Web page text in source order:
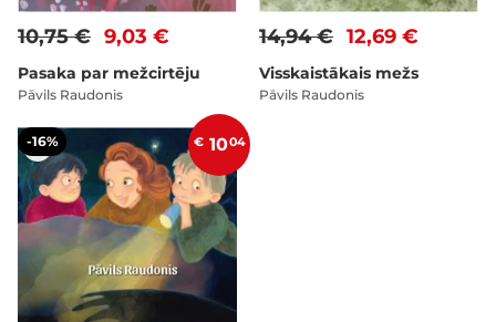
9,03 €
10,75 €
Pasaka par mežcirtēju
Pāvils Raudonis
12,69 €
14,94 €
Visskaistākais mežs
Pāvils Raudonis
-16% € 1004